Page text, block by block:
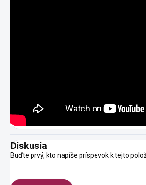
Diskusia
Buďte prvý, kto napíše príspevok k tejto